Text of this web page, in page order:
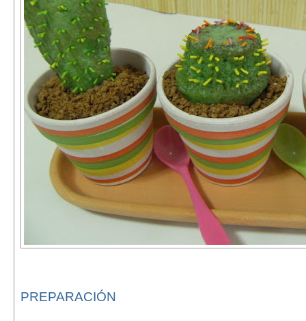
PREPARACIÓN